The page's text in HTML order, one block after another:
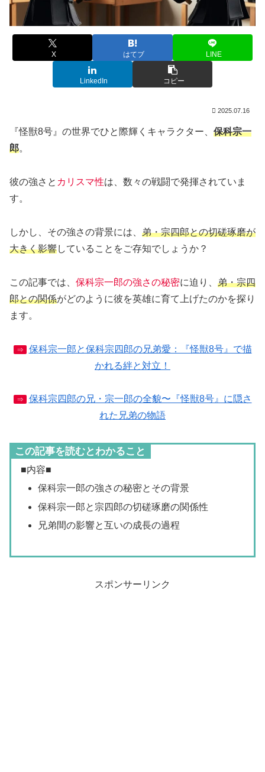
X はてブ LINE
LinkedIn コピー
2025.07.16
『怪獣8号』の世界でひと際輝くキャラクター、 保科宗一
郎。
彼の強さと カリスマ性は、数々の戦闘で発揮されていま
す。
しかし、その強さの背景には、 弟・宗四郎との切磋琢磨が
大きく影響していることをご存知でしょうか？
この記事では、 保科宗一郎の強さの秘密に迫り、 弟・宗四
郎との関係がどのように彼を英雄に育て上げたのかを探り
ます。
⇒
保科宗一郎と保科宗四郎の兄弟愛：『怪獣8号』で描
かれる絆と対立！
⇒
保科宗四郎の兄・宗一郎の全貌〜『怪獣8号』に隠さ
れた兄弟の物語
この記事を読むとわかること
■内容■
保科宗一郎の強さの秘密とその背景
保科宗一郎と宗四郎の切磋琢磨の関係性
兄弟間の影響と互いの成長の過程
スポンサーリンク